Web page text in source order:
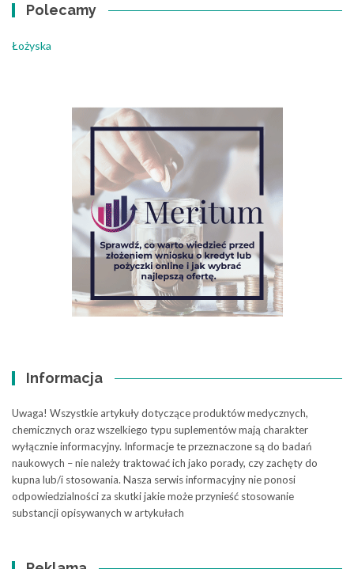
Polecamy
Łożyska
Informacja
Uwaga! Wszystkie artykuły dotyczące produktów medycznych,
chemicznych oraz wszelkiego typu suplementów mają charakter
wyłącznie informacyjny. Informacje te przeznaczone są do badań
naukowych – nie należy traktować ich jako porady, czy zachęty do
kupna lub/i stosowania. Nasza serwis informacyjny nie ponosi
odpowiedzialności za skutki jakie może przynieść stosowanie
substancji opisywanych w artykułach